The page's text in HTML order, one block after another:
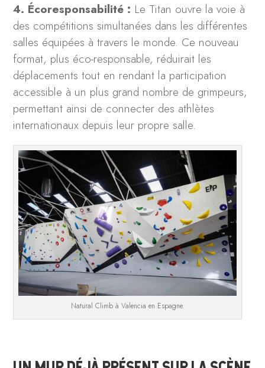
4. Écoresponsabilité : Le Titan ouvre la voie à
des compétitions simultanées dans les différentes
salles équipées à travers le monde. Ce nouveau
format, plus éco-responsable, réduirait les
déplacements tout en rendant la participation
accessible à un plus grand nombre de grimpeurs,
permettant ainsi de connecter des athlètes
internationaux depuis leur propre salle.
Natural Climb à Valencia en Espagne.